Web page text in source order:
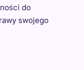
do
swojego